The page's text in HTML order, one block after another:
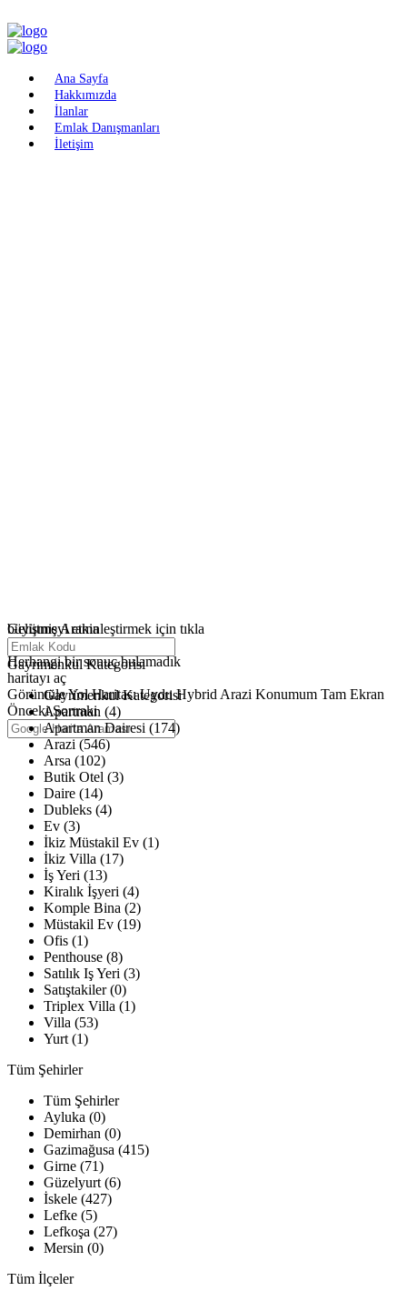
Ana Sayfa
Hakkımızda
İlanlar
Emlak Danışmanları
İletişim
büyütmeyi etkinleştirmek için tıkla
Haritalar yükleniyor
Herhangi bir sonuç bulamadık
haritayı aç
GörüntüleYol Haritası Uydu Hybrid Arazi Konumum Tam Ekran
Önceki Sonraki
Gelişmiş Arama
Gayrimenkul Kategorisi
Gayrimenkul Kategorisi
Apartman (4)
Apartman Dairesi (174)
Arazi (546)
Arsa (102)
Butik Otel (3)
Daire (14)
Dubleks (4)
Ev (3)
İkiz Müstakil Ev (1)
İkiz Villa (17)
İş Yeri (13)
Kiralık İşyeri (4)
Komple Bina (2)
Müstakil Ev (19)
Ofis (1)
Penthouse (8)
Satılık Iş Yeri (3)
Satıştakiler (0)
Triplex Villa (1)
Villa (53)
Yurt (1)
Tüm Şehirler
Tüm Şehirler
Ayluka (0)
Demirhan (0)
Gazimağusa (415)
Girne (71)
Güzelyurt (6)
İskele (427)
Lefke (5)
Lefkoşa (27)
Mersin (0)
Tüm İlçeler